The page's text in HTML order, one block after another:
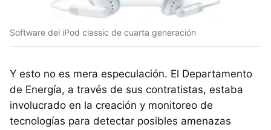
Software del iPod classic de cuarta generación
Y esto no es mera especulación. El Departamento
de Energía, a través de sus contratistas, estaba
involucrado en la creación y monitoreo de
tecnologías para detectar posibles amenazas